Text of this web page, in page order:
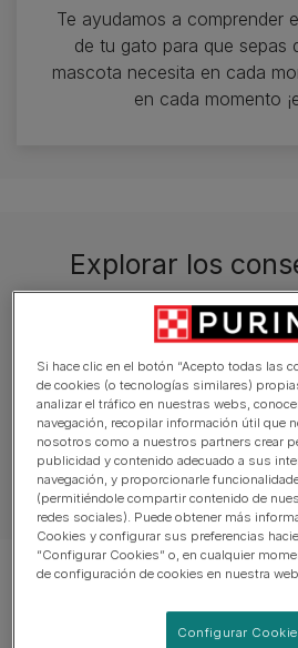
Te ayudamos a comprender
de tu gato para que sepas
mascota necesita en cada
en cada momento
Explorar los
Viajar Interpretar el
Artículos sobre
Mostrando 8 de 80 artículos
Si hace clic en el botón “Acepto todas las
de cookies (o tecnologías similares)
analizar el tráfico en nuestras webs,
navegación, recopilar información útil que
nosotros como a nuestros partners crear
publicidad y contenido adecuado a sus
navegación, y proporcionarle
(permitiéndole compartir contenido de
redes sociales). Puede obtener más
Cookies y configurar sus preferencias
“Configurar Cookies” o, en cualquier
de configuración de cookies en nuestra
Configurar